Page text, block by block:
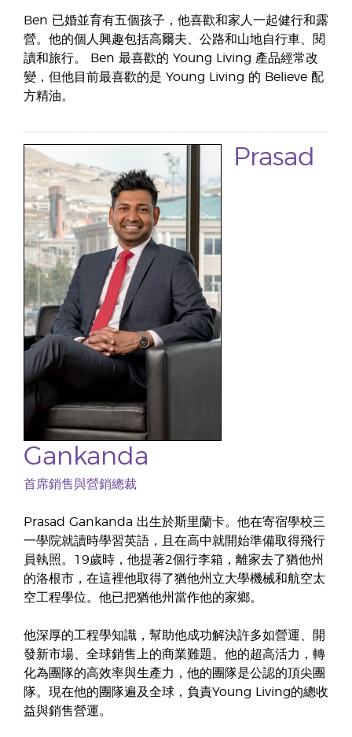
Ben 已婚並育有五個孩子，他喜歡和家人一起健行和露
營。他的個人興趣包括高爾夫、公路和山地自行車、閱
讀和旅行。 Ben 最喜歡的 Young Living 產品經常改
變，但他目前最喜歡的是 Young Living 的 Believe 配
方精油。
Prasad
Gankanda
首席銷售與營銷總裁
Prasad Gankanda 出生於斯里蘭卡。他在寄宿學校三
一學院就讀時學習英語，且在高中就開始準備取得飛行
員執照。19歲時，他提著2個行李箱，離家去了猶他州
的洛根市，在這裡他取得了猶他州立大學機械和航空太
空工程學位。他已把猶他州當作他的家鄉。
他深厚的工程學知識，幫助他成功解決許多如營運、開
發新市場、全球銷售上的商業難題。他的超高活力，轉
化為團隊的高效率與生產力，他的團隊是公認的頂尖團
隊。現在他的團隊遍及全球，負責Young Living的總收
益與銷售營運。